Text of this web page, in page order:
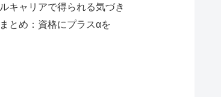
ルキャリアで得られる気づき
まとめ：資格にプラスαを